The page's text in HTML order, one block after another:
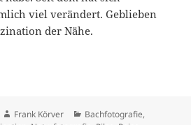
viel verändert. Geblieben
der Nähe.
September 2024
Autor
Frank Körver Kategorien
Bachfotografie,